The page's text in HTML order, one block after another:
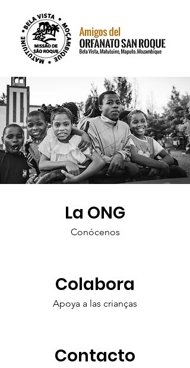
La ONG
Conócenos
Colabora
Apoya a las crianças
Contacto